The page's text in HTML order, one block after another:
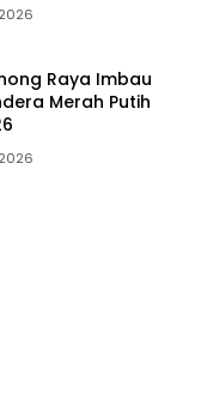
Raya Imbau
Merah Putih